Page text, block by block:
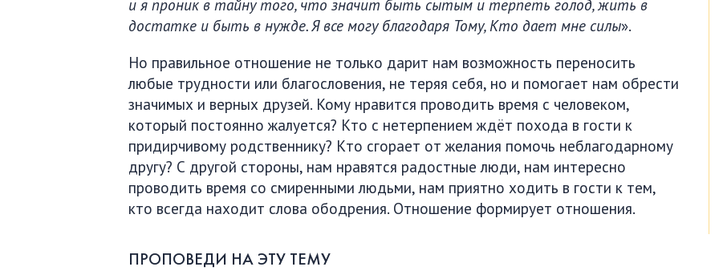
и я проник в тайну того, что значит быть сытым и терпеть голод, жить в
достатке и быть в нужде. Я все могу благодаря Тому, Кто дает мне силы».
Но правильное отношение не только дарит нам возможность переносить
любые трудности или благословения, не теряя себя, но и помогает нам обрести
значимых и верных друзей. Кому нравится проводить время с человеком,
который постоянно жалуется? Кто с нетерпением ждёт похода в гости к
придирчивому родственнику? Кто сгорает от желания помочь неблагодарному
другу? С другой стороны, нам нравятся радостные люди, нам интересно
проводить время со смиренными людьми, нам приятно ходить в гости к тем,
кто всегда находит слова ободрения. Отношение формирует отношения.
ПРОПОВЕДИ НА ЭТУ ТЕМУ